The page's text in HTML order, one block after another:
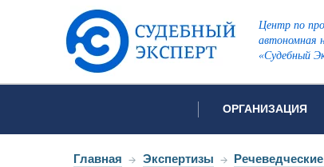
Центр по
автономная
«Судебный
ОРГАНИЗАЦИЯ
Об организации
Список
Главная → Экспертизы →